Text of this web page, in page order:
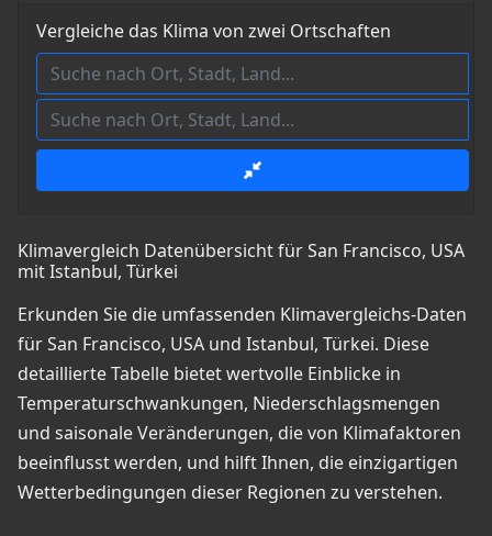
Vergleiche das Klima von zwei Ortschaften
Klimavergleich Datenübersicht für San Francisco, USA
mit Istanbul, Türkei
Erkunden Sie die umfassenden Klimavergleichs-Daten
für San Francisco, USA und Istanbul, Türkei. Diese
detaillierte Tabelle bietet wertvolle Einblicke in
Temperaturschwankungen, Niederschlagsmengen
und saisonale Veränderungen, die von Klimafaktoren
beeinflusst werden, und hilft Ihnen, die einzigartigen
Wetterbedingungen dieser Regionen zu verstehen.